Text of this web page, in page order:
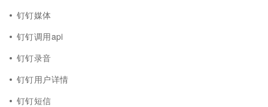
钉钉媒体
钉钉调用api
钉钉录音
钉钉用户详情
钉钉短信